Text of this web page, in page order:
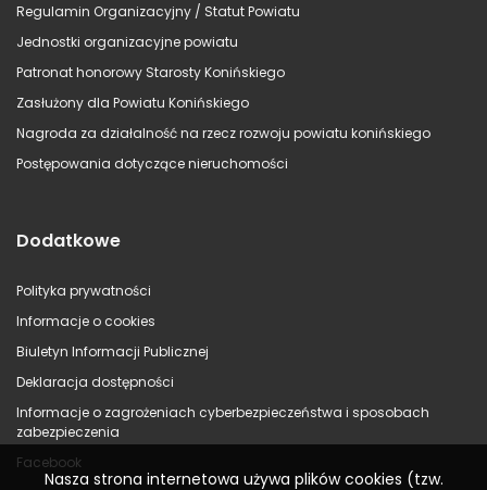
Regulamin Organizacyjny / Statut Powiatu
Jednostki organizacyjne powiatu
Patronat honorowy Starosty Konińskiego
Zasłużony dla Powiatu Konińskiego
Nagroda za działalność na rzecz rozwoju powiatu konińskiego
Postępowania dotyczące nieruchomości
Dodatkowe
Polityka prywatności
Informacje o cookies
Biuletyn Informacji Publicznej
Deklaracja dostępności
Informacje o zagrożeniach cyberbezpieczeństwa i sposobach
zabezpieczenia
Facebook
Nasza strona internetowa używa plików cookies (tzw.